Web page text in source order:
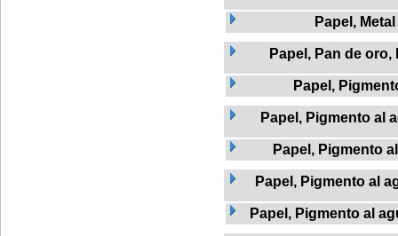
Papel, Metal
Papel, Pan de oro,
Papel,
Papel, Pigmento al
Papel, Pigmento
Papel, Pigmento al
Papel, Pigmento al